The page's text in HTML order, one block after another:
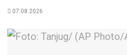
07.08.2026